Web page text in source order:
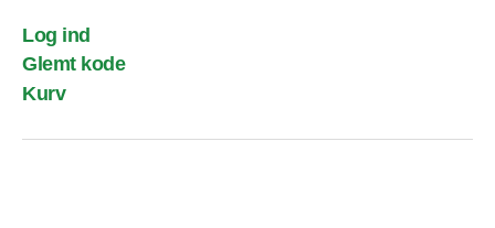
Log ind
Glemt kode
Kurv